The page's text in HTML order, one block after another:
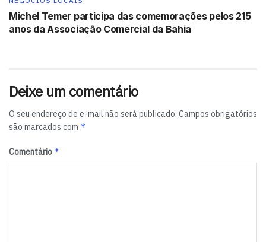
Michel Temer participa das comemorações pelos 215
anos da Associação Comercial da Bahia
Deixe um comentário
O seu endereço de e-mail não será publicado. Campos obrigatórios
são marcados com *
Comentário *